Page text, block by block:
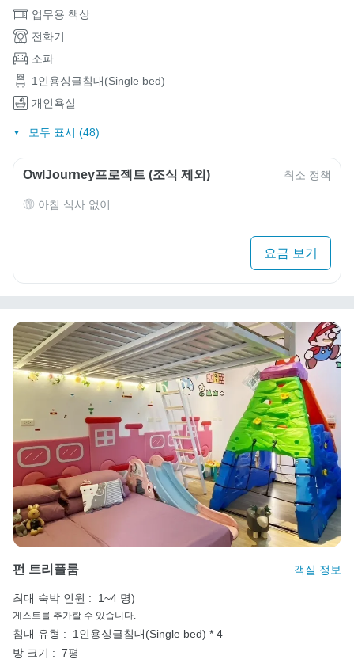
업무용 책상
전화기
소파
1인용싱글침대(Single bed)
개인욕실
모두 표시 (48)
OwlJourney프로젝트 (조식 제외) 취소 정책
아침 식사 없이
요금 보기
펀 트리플룸 객실 정보
최대 숙박 인원 : 1~4 명)
게스트를 추가할 수 있습니다.
침대 유형 :
1인용싱글침대(Single bed) * 4
방 크기 : 7평